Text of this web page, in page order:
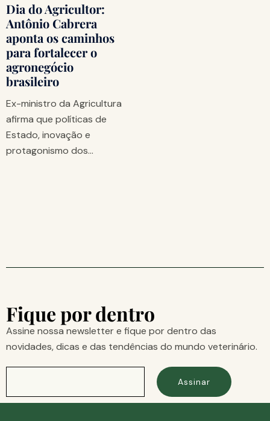
Dia do Agricultor:
Antônio Cabrera
aponta os caminhos
para fortalecer o
agronegócio
brasileiro
Ex-ministro da Agricultura
afirma que políticas de
Estado, inovação e
protagonismo dos…
Fique por dentro
Assine nossa newsletter e fique por dentro das
novidades, dicas e das tendências do mundo veterinário.
Assinar